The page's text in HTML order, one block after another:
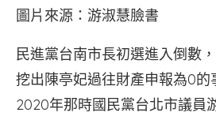
圖片來源：游
民進黨台南市長初選進入倒數
挖出陳亭妃過往財產申報為0的
2020年那時國民黨台北市議員